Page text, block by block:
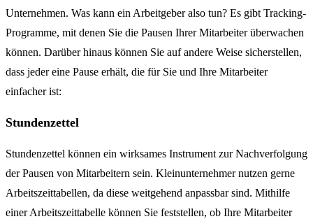
Unternehmen. Was kann ein Arbeitgeber also tun? Es gibt Tracking-
Programme, mit denen Sie die Pausen Ihrer Mitarbeiter überwachen
können. Darüber hinaus können Sie auf andere Weise sicherstellen,
dass jeder eine Pause erhält, die für Sie und Ihre Mitarbeiter
einfacher ist:
Stundenzettel
Stundenzettel können ein wirksames Instrument zur Nachverfolgung
der Pausen von Mitarbeitern sein. Kleinunternehmer nutzen gerne
Arbeitszeittabellen, da diese weitgehend anpassbar sind. Mithilfe
einer Arbeitszeittabelle können Sie feststellen, ob Ihre Mitarbeiter